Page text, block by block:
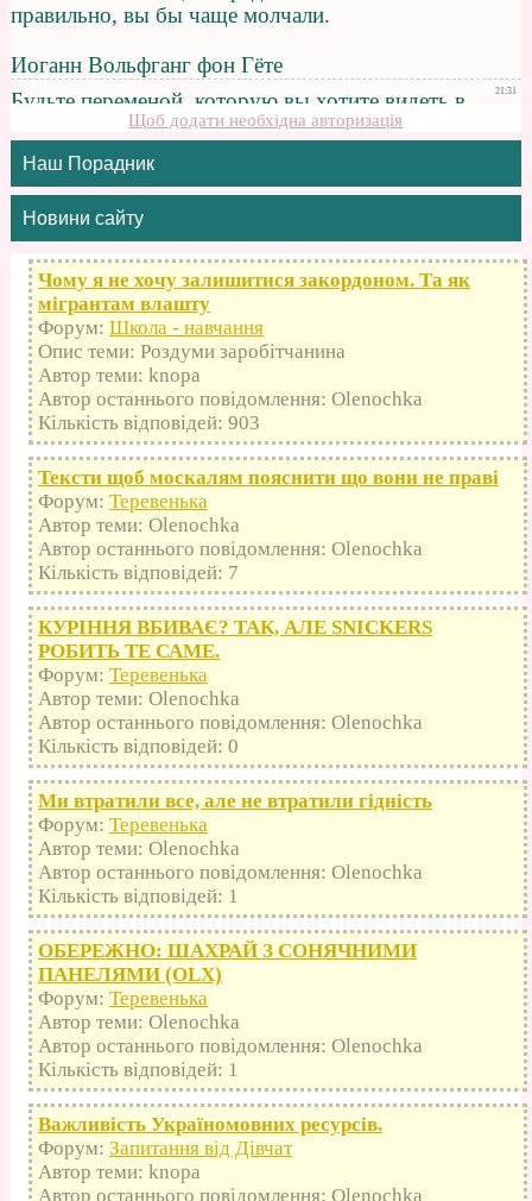
Щоб додати необхідна авторизація
Наш Порадник
Новини сайту
Чому я не хочу залишитися закордоном. Та як
мігрантам влашту
Форум: Школа - навчання
Опис теми: Роздуми заробітчанина
Автор теми: knopa
Автор останнього повідомлення: Olenochka
Кількість відповідей: 903
Тексти щоб москалям пояснити що вони не праві
Форум: Теревенька
Автор теми: Olenochka
Автор останнього повідомлення: Olenochka
Кількість відповідей: 7
КУРІННЯ ВБИВАЄ? ТАК, АЛЕ SNICKERS
РОБИТЬ ТЕ САМЕ.
Форум: Теревенька
Автор теми: Olenochka
Автор останнього повідомлення: Olenochka
Кількість відповідей: 0
Ми втратили все, але не втратили гідність
Форум: Теревенька
Автор теми: Olenochka
Автор останнього повідомлення: Olenochka
Кількість відповідей: 1
ОБЕРЕЖНО: ШАХРАЙ З СОНЯЧНИМИ
ПАНЕЛЯМИ (OLX)
Форум: Теревенька
Автор теми: Olenochka
Автор останнього повідомлення: Olenochka
Кількість відповідей: 1
Важливість Україномовних ресурсів.
Форум: Запитання від Дівчат
Автор теми: knopa
Автор останнього повідомлення: Olenochka